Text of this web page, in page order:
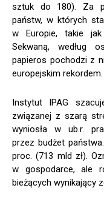
sztuk do 180). Za
państw, w których
w Europie, takie
Sekwaną, według
papieros pochodzi z
europejskim rekordem.
Instytut IPAG
związanej z szarą
wyniosła w ub.r.
przez budżet
proc. (713 mld zł).
w gospodarce, ale
bieżących wynikający